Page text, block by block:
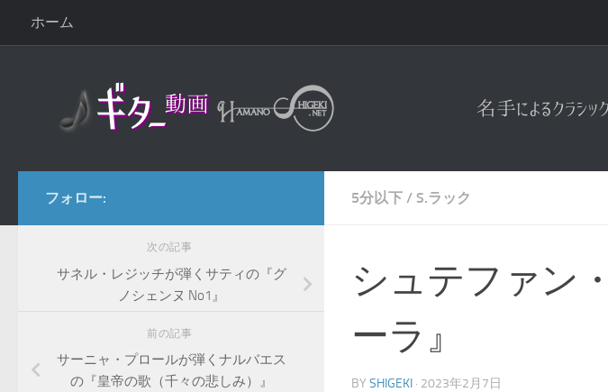
コンテンツへスキップ
ホーム
5分以下 / S.ラック
シュテファン
ーラ』
BY SHIGEKI · 2023年2月7日
フォロー:
次の記事
サネル・レジッチが弾くサティの『グ
ノシェンヌ No1』
前の記事
サーニャ・プロールが弾くナルバエス
の『皇帝の歌（千々の悲しみ）』